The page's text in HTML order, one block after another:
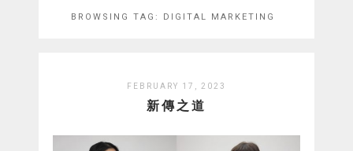
BROWSING TAG: DIGITAL MARKETING
FEBRUARY 17, 2023
新傳之道